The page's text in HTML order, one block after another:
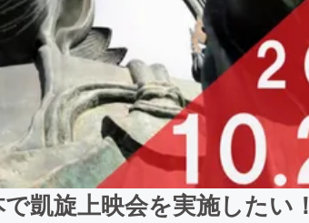
凱旋上映会を実施したい！